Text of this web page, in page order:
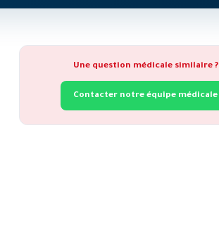
Une question médicale similaire ?
Contacter notre équipe médicale